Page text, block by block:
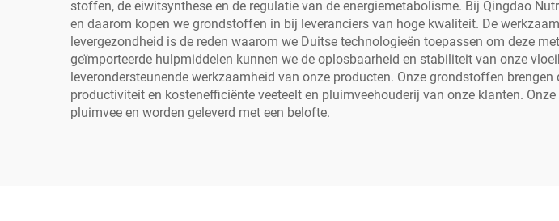
stoffen, de eiwitsynthese en de regulatie van de energiemetabolisme. Bij Qingdao
en daarom kopen we grondstoffen in bij leveranciers van hoge kwaliteit. De
levergezondheid is de reden waarom we Duitse technologieën toepassen om deze
geïmporteerde hulpmiddelen kunnen we de oplosbaarheid en stabiliteit van onze
leverondersteunende werkzaamheid van onze producten. Onze grondstoffen
productiviteit en kostenefficiënte veeteelt en pluimveehouderij van onze klanten.
pluimvee en worden geleverd met een belofte.